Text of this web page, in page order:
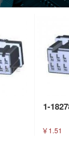
1-
￥1.51